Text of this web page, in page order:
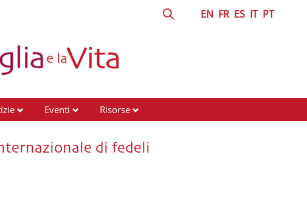
EN FR ES IT PT
Eventi Risorse
di fedeli